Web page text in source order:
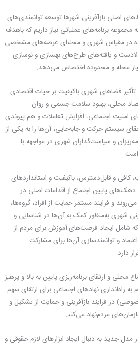
اصلی بازآفرینی شهرها توسعه توانمندی‌های
مجموعه برنامه‌های عملیاتی نیاز داریم که باهدف
در مقیاس شهری و محله‌ای عرصه‌های مشخصی
و یافته‌های طرح‌های بهسازی و نوسازی
محله و محدوده اختصاص می‌دهد.
فضاهای شهری باکیفیت بر حیات اقتصادی
محلی، بهبود سلامت جسمی و روان
امنیت اجتماعی، افزایش تعاملات و هم پیوندی
سیستم حرکت و جابه‌جایی، آن‌ها را به یکی از
و سیاست‌گذاران شهری در مواجهه با
و قابل‌دسترس، باکیفیت و استانداردهای
و دهک‌های پایین اجتماع از اقدامات اصلی در
و فرایند مستمر حمایت از افراد، گروه‌ها،
شهری به‌منظور کمک به آن‌ها در شناسایی و
که شامل ایجاد فرصت‌های آموزش برای مردم از
و توانمندسازی آن‌ها برای مشارکت
دارد.
محلی و ارتقای برنامه‌ریزی پایین به بالا و پرهیز
به راه‌اندازی نهادهای اجتماعی برای ارتقای سهم
در فرایند بازآفرینی و حمایت از تشکیل و
مردم‌نهاد می‌کند.
جدید به دنبال ایجاد ابزارهای لازم حقوقی و